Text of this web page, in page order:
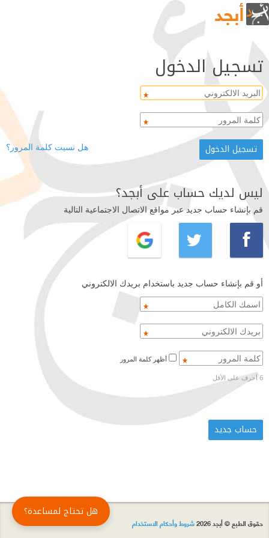
تسجيل الدخول
هل نسيت كلمة المرور؟
ليس لديك حساب على أبجد؟
قم بإنشاء حساب جديد عبر مواقع الاتصال الاجتماعية التالية
أو قم بإنشاء حساب جديد باستخدام بريدك الالكتروني
6 أحرف على الأقل
حقوق الطبع © أبجد 2026 شروط وأحكام الاستخدام
هل تحتاج لمساعدة؟